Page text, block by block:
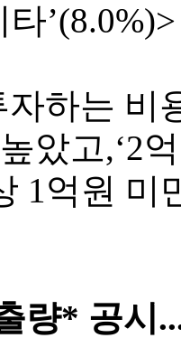
타
하는 비
았고,‘2
1억원 미
량* 공시